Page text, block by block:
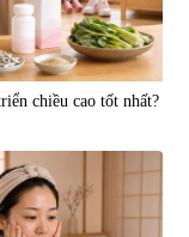
chiều cao tốt nhất?